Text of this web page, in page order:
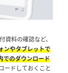
料の確認など、
ンやタブレットで
でのダウンロード
ードしておくこと